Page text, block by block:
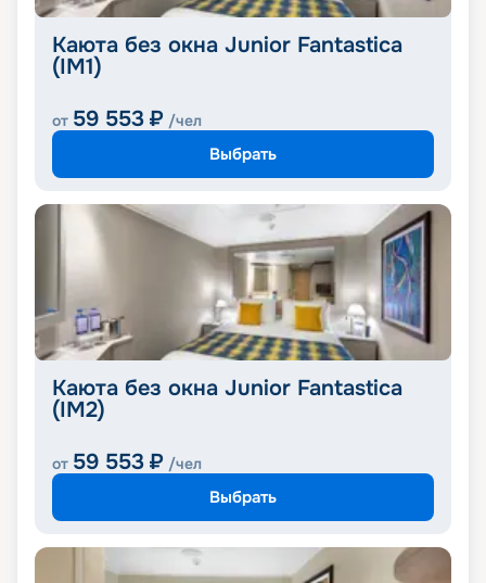
Каюта без окна Junior Fantastica
(IM1)
от 59 553 ₽ /чел
Выбрать
Каюта без окна Junior Fantastica
(IM2)
от 59 553 ₽ /чел
Выбрать